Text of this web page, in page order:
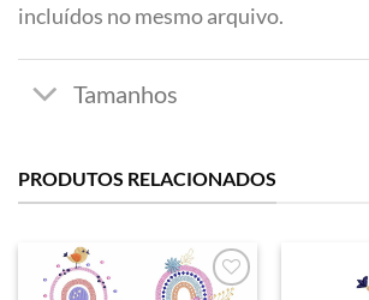
incluídos no mesmo arquivo.
PRODUTOS RELACIONADOS